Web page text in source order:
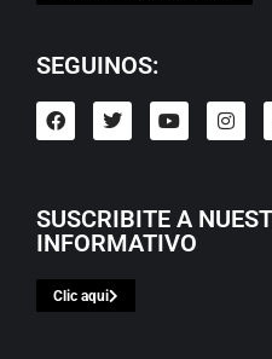
SEGUINOS:
SUSCRIBITE A
INFORMATIVO
Clic aqui